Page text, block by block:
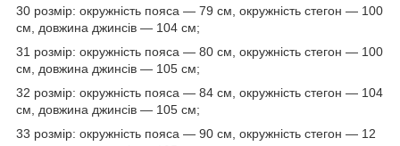
30 розмір: окружність пояса — 79 см, окружність стегон — 100
см, довжина джинсів — 104 см;
31 розмір: окружність пояса — 80 см, окружність стегон — 100
см, довжина джинсів — 105 см;
32 розмір: окружність пояса — 84 см, окружність стегон — 104
см, довжина джинсів — 105 см;
33 розмір: окружність пояса — 90 см, окружність стегон — 12